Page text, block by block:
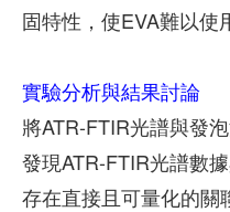
固特性，使EVA難以使
實驗分析與結果討論
將ATR-FTIR光譜與發
發現ATR-FTIR光譜數
存在直接且可量化的關